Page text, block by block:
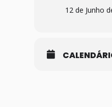
12 de Junho